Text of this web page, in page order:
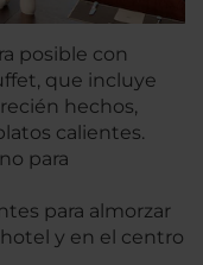
posible con
que incluye
hechos,
calientes.
para
para almorzar
y en el centro